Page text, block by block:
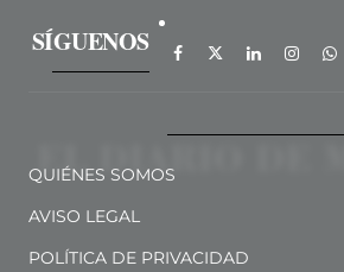
SÍGUENOS
QUIÉNES SOMOS
AVISO LEGAL
POLÍTICA DE PRIVACIDAD